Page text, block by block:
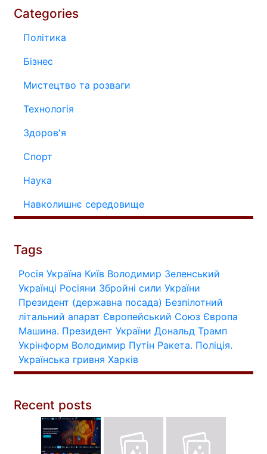
Categories
Політика
Бізнес
Мистецтво та розваги
Технологія
Здоров'я
Спорт
Наука
Навколишнє середовище
Tags
Росія Україна Київ Володимир Зеленський
Українці Росіяни Збройні сили України
Президент (державна посада) Безпілотний
літальний апарат Європейський Союз Європа
Машина. Президент України Дональд Трамп
Укрінформ Володимир Путін Ракета. Поліція.
Українська гривня Харків
Recent posts